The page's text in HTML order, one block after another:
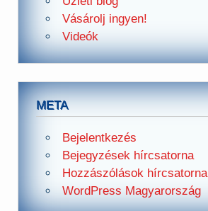
Vásárolj ingyen!
Videók
META
Bejelentkezés
Bejegyzések hírcsatorna
Hozzászólások hírcsatorna
WordPress Magyarország